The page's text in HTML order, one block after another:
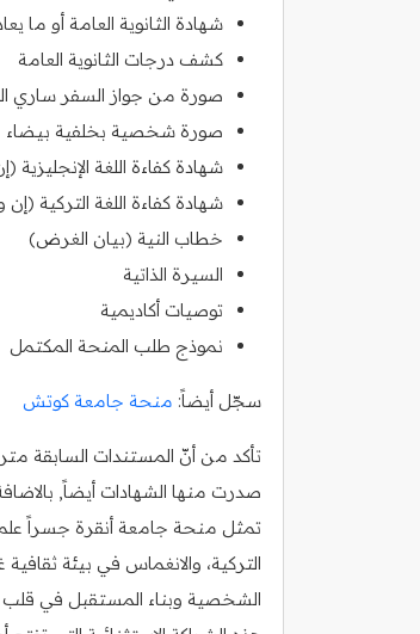
شهادة الثانوية العامة أو ما
كشف درجات الثانوية العامة
صورة من جواز السفر ساري
صورة شخصية بخلفية بيضاء
شهادة كفاءة اللغة
شهادة كفاءة اللغة التركية
خطاب النية (بيان الغرض)
السيرة الذاتية
توصيات أكاديمية
نموذج طلب المنحة المكتمل
سجّل أيضاً: منحة جامعة كوتش
تأكد من أنّ المستندات السابقة
صدرت منها الشهادات أيضاً,
تمثل منحة جامعة أنقرة جسراً
التركية، والانغماس في بيئة
الشخصية وبناء المستقبل في قلب